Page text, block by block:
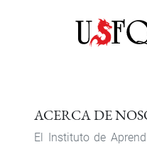
ACERCA DE
El Instituto de